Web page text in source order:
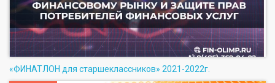
«ФИНАТЛОН для старшеклассников» 2021-2022г.